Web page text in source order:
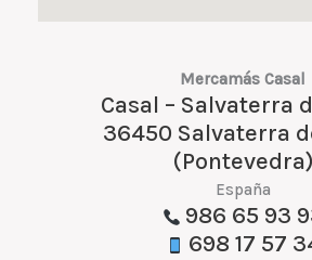
Mercamás Casal
Casal – Salvaterra
36450 Salvaterra
(Pontevedra)
España
986 65 93
698 17 57